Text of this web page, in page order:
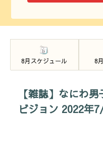
8月スケジュール 8
【雑誌】なにわ
ビジョン 2022年